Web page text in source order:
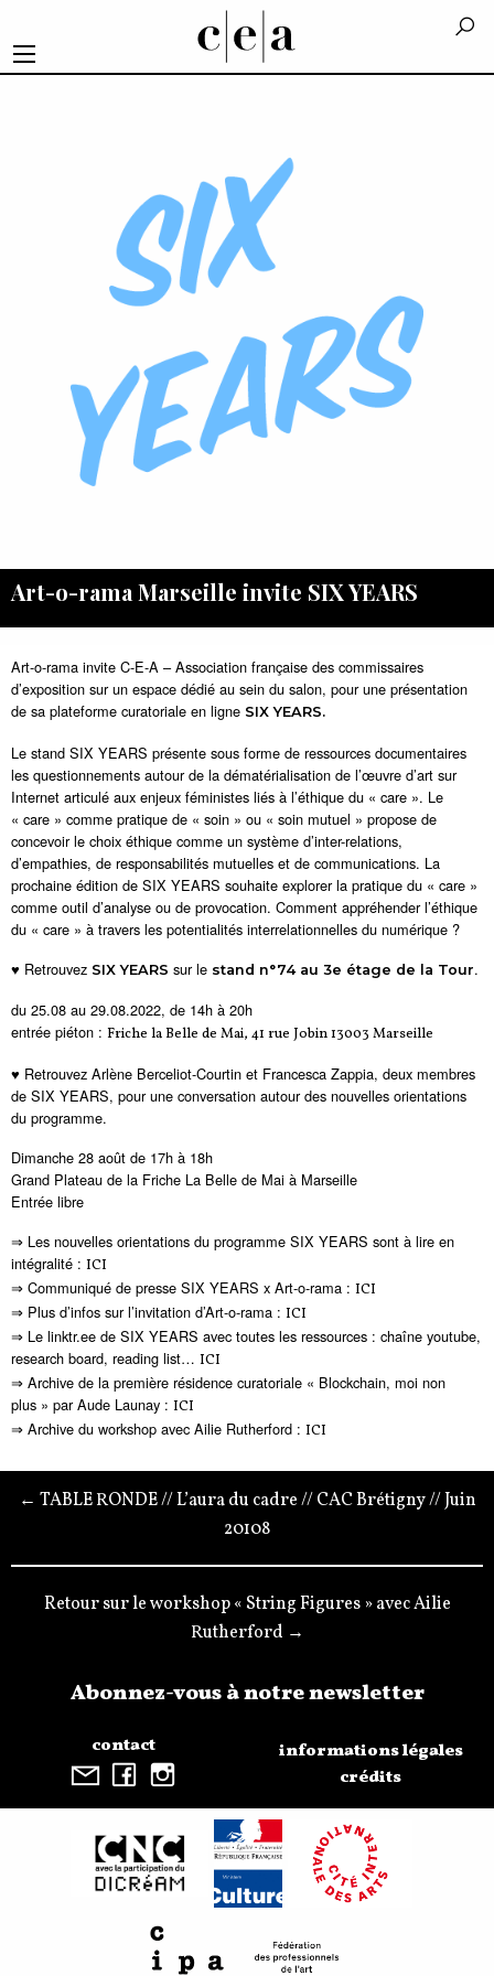
Art-o-rama Marseille invite SIX YEARS
Art-o-rama invite C-E-A – Association française des commissaires
d’exposition sur un espace dédié au sein du salon, pour une présentation
de sa plateforme curatoriale en ligne SIX YEARS.
Le stand SIX YEARS présente sous forme de ressources documentaires
les questionnements autour de la dématérialisation de l’œuvre d’art sur
Internet articulé aux enjeux féministes liés à l’éthique du « care ». Le
« care » comme pratique de « soin » ou « soin mutuel » propose de
concevoir le choix éthique comme un système d’inter-relations,
d’empathies, de responsabilités mutuelles et de communications. La
prochaine édition de SIX YEARS souhaite explorer la pratique du « care »
comme outil d’analyse ou de provocation. Comment appréhender l’éthique
du « care » à travers les potentialités interrelationnelles du numérique ?
♥ Retrouvez SIX YEARS sur le stand n°74 au 3e étage de la Tour.
du 25.08 au 29.08.2022, de 14h à 20h
entrée piéton : Friche la Belle de Mai, 41 rue Jobin 13003 Marseille
♥ Retrouvez Arlène Berceliot-Courtin et Francesca Zappia, deux membres
de SIX YEARS, pour une conversation autour des nouvelles orientations
du programme.
Dimanche 28 août de 17h à 18h
Grand Plateau de la Friche La Belle de Mai à Marseille
Entrée libre
⇒ Les nouvelles orientations du programme SIX YEARS sont à lire en
intégralité : ICI
⇒ Communiqué de presse SIX YEARS x Art-o-rama : ICI
⇒ Plus d’infos sur l’invitation d’Art-o-rama : ICI
⇒ Le linktr.ee de SIX YEARS avec toutes les ressources : chaîne youtube,
research board, reading list… ICI
⇒ Archive de la première résidence curatoriale « Blockchain, moi non
plus » par Aude Launay : ICI
⇒ Archive du workshop avec Ailie Rutherford : ICI
← TABLE RONDE // L’aura du cadre // CAC Brétigny // Juin
20108
Retour sur le workshop « String Figures » avec Ailie
Rutherford →
contact
Abonnez-vous à notre newsletter
informations légales
crédits